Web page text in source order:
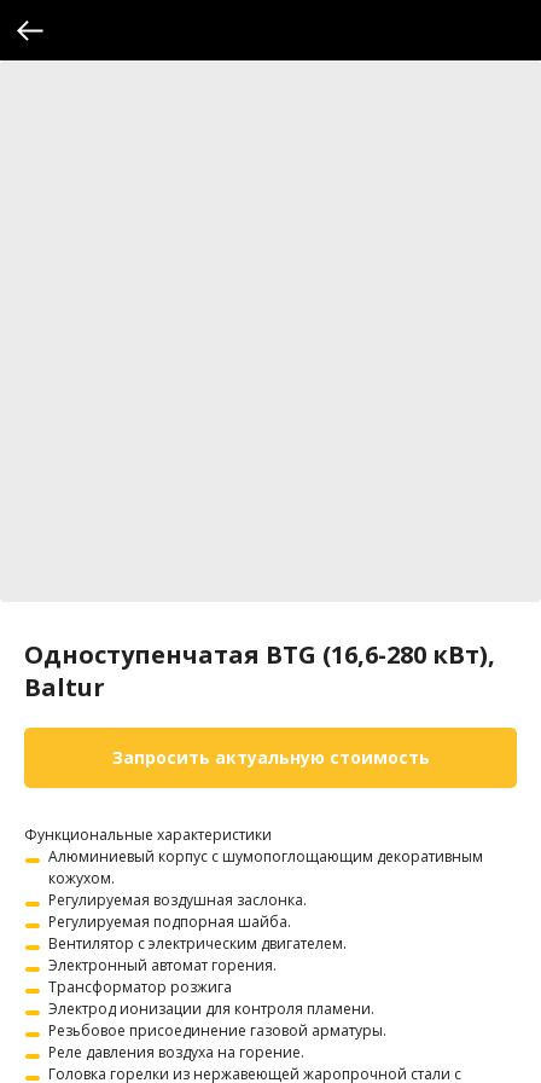
Одноступенчатая BTG (16,6-280 кВт),
Baltur
Запросить актуальную стоимость
Функциональные характеристики
Алюминиевый корпус с шумопоглощающим декоративным
кожухом.
Регулируемая воздушная заслонка.
Регулируемая подпорная шайба.
Вентилятор с электрическим двигателем.
Электронный автомат горения.
Трансформатор розжига
Электрод ионизации для контроля пламени.
Резьбовое присоединение газовой арматуры.
Реле давления воздуха на горение.
Головка горелки из нержавеющей жаропрочной стали с